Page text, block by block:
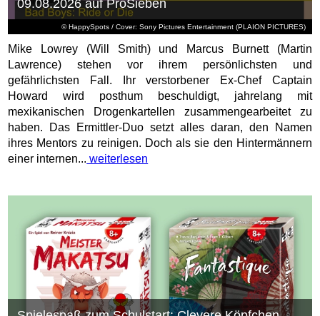
© HappySpots / Cover: Sony Pictures Entertainment (PLAION PICTURES)
09.08.2026 auf ProSieben
Mike Lowrey (Will Smith) und Marcus Burnett (Martin
Lawrence) stehen vor ihrem persönlichsten und
gefährlichsten Fall. Ihr verstorbener Ex-Chef Captain
Howard wird posthum beschuldigt, jahrelang mit
mexikanischen Drogenkartellen zusammengearbeitet zu
haben. Das Ermittler-Duo setzt alles daran, den Namen
ihres Mentors zu reinigen. Doch als sie den Hintermännern
einer internen... weiterlesen